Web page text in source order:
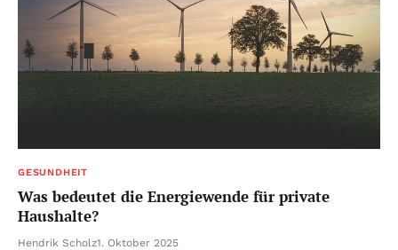
GESUNDHEIT
Was bedeutet die Energiewende für private
Haushalte?
Hendrik Scholz1. Oktober 2025